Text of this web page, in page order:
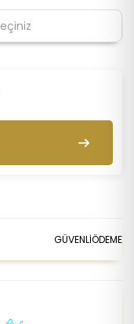
GÜVENLİÖDEME